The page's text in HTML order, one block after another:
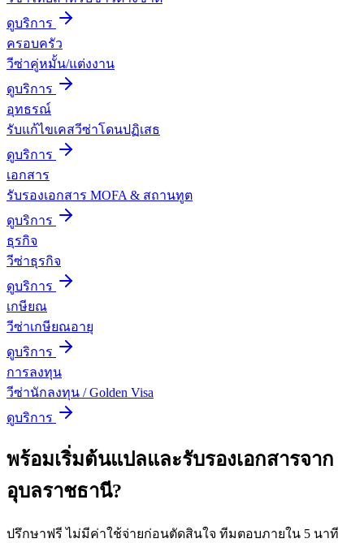
ดูบริการ
ครอบครัว
วีซ่าคู่หมั้น/แต่งงาน
ดูบริการ
อุทธรณ์
รับแก้ไขเคสวีซ่าโดนปฏิเสธ
ดูบริการ
เอกสาร
รับรองเอกสาร MOFA & สถานทูต
ดูบริการ
ธุรกิจ
วีซ่าธุรกิจ
ดูบริการ
เกษียณ
วีซ่าเกษียณอายุ
ดูบริการ
การลงทุน
วีซ่านักลงทุน / Golden Visa
ดูบริการ
พร้อมเริ่มต้นแปลและรับรองเอกสารจาก
อุบลราชธานี?
ปรึกษาฟรี ไม่มีค่าใช้จ่ายก่อนตัดสินใจ ทีมตอบภายใน 5 นาที